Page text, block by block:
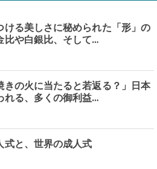
ける美しさに秘められた「形」の
比や白銀比、そして…
きの火に当たると若返る？」日本
れる、多くの御利益…
式と、世界の成人式